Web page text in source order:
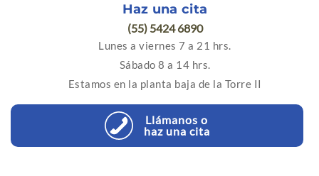
Haz una cita
(55) 5424 6890
Lunes a viernes 7 a 21 hrs.
Sábado 8 a 14 hrs.
Estamos en la planta baja de la Torre II
Llámanos o
haz una cita